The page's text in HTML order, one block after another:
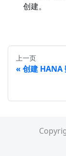
创建。
上一页
创建 HANA